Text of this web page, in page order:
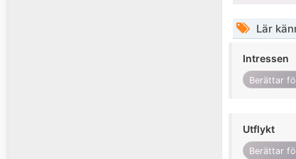
Lär
Intressen
Berättar
Utflykt
Berättar